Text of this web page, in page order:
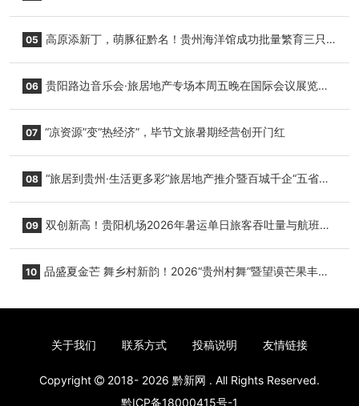
05 高原添新丁，萌豚征黔名！贵州海洋馆成功批量繁育三只
06 贵阳路边音乐会·旅居地产专场本周五晚在国际会议展览中
07 “凉资源”变“热经济”，毕节文旅暑期经营创开门红
08 “旅居到贵州·生活更多彩”旅居地产推介暨百城千企“五省
09 双创新高！贵阳机场2026年暑运单日旅客吞吐量与航班起
10 品盛夏金芒 舞乡村新韵！2026“贵州村舞”暨望谟芒果丰收
关于我们 联系方式 投稿说明 友情链接
Copyright 2018- 2026 黔新网 . All Rights Reserved.
黔ICP备18000415号-1